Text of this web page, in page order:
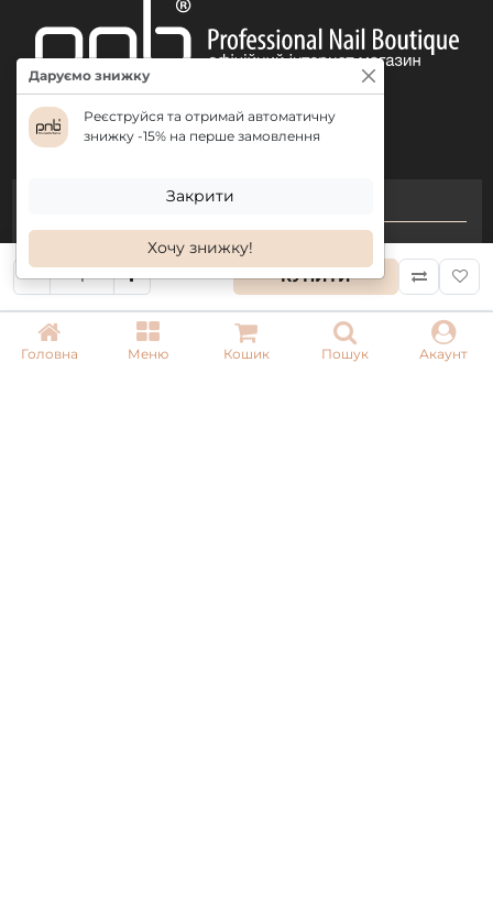
Головна Меню Кошик Пошук Акаунт
КУПИТИ
+ 38 (050) 075 35 05
+ 38 (097) 075 35 05
+ 38 (093) 075 35 05
Даруємо знижку
Реєструйся та отримай автоматичну
знижку -15% на перше замовлення
Закрити
Хочу знижку!